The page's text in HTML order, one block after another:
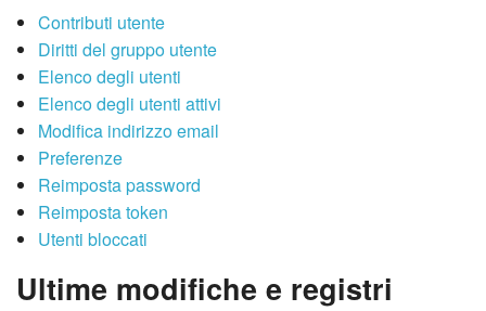
Contributi utente
Diritti del gruppo utente
Elenco degli utenti
Elenco degli utenti attivi
Modifica indirizzo email
Preferenze
Reimposta password
Reimposta token
Utenti bloccati
Ultime modifiche e registri